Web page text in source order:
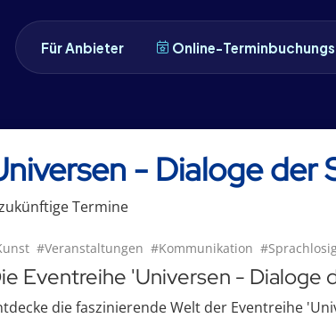
Für Anbieter Online-
- Dialoge der
Termine
#Veranstaltungen #Kommunikation
Eventreihe 'Universen - Dialoge
die faszinierende Welt der Eventreihe